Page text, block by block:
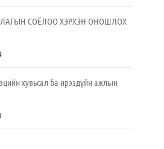
СОЁЛОО ХЭРХЭН ОНОШЛОХ
хувьсал ба ирээдүйн ажлын